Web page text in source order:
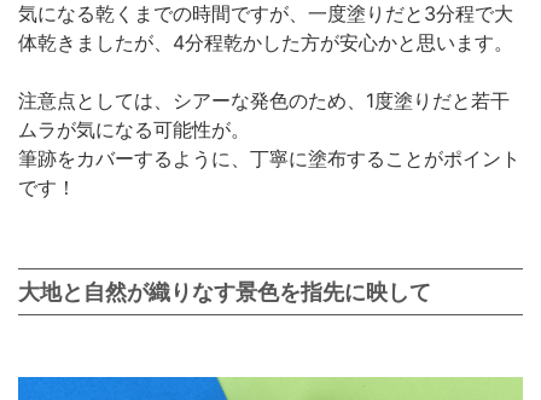
気になる乾くまでの時間ですが、一度塗りだと3分程で大
体乾きましたが、4分程乾かした方が安心かと思います。
注意点としては、シアーな発色のため、1度塗りだと若干
ムラが気になる可能性が。
筆跡をカバーするように、丁寧に塗布することがポイント
です！
大地と自然が織りなす景色を指先に映して